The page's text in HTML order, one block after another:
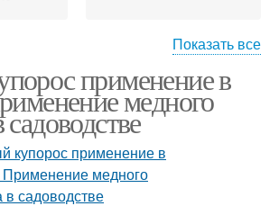
Купорос для роз
Показать все
применение в
медного